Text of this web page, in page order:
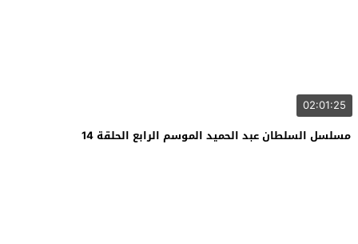
02:01:25
مسلسل السلطان عبد الحميد الموسم الرابع الحلقة 14